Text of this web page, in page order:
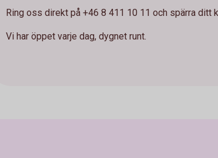
Ring oss direkt på +46 8 411 10 11 och spärra ditt
Vi har öppet varje dag, dygnet runt.